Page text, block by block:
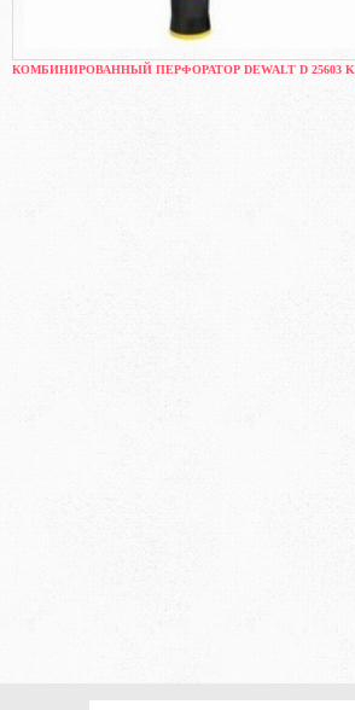
КОМБИНИРОВАННЫЙ ПЕРФОРАТОР DEWALT D 25603 K